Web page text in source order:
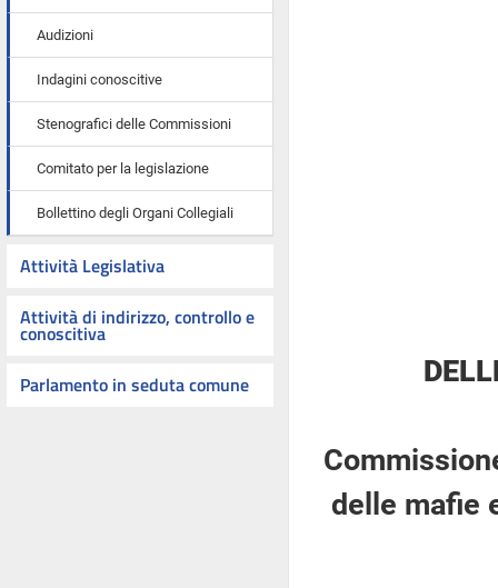
Audizioni
Indagini conoscitive
Stenografici delle Commissioni
Comitato per la legislazione
Bollettino degli Organi Collegiali
Attività Legislativa
Attività di indirizzo, controllo e
conoscitiva
Parlamento in seduta comune
delle mafie